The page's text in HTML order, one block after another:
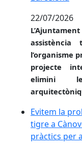
22/07/2026
assistència
l’organisme
projecte
elimini
Evitem la
Evitem la
tigre a
pràctics per